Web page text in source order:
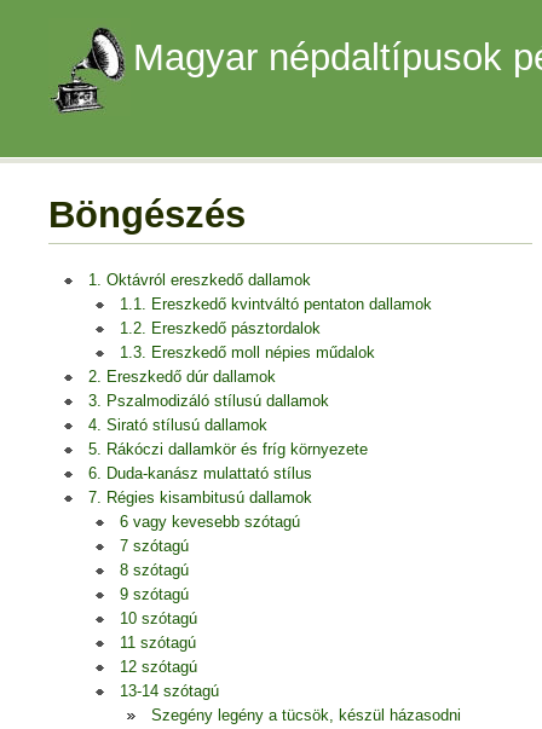
Magyar népdaltípusok
Böngészés
1. Oktávról ereszkedő dallamok
1.1. Ereszkedő kvintváltó pentaton dallamok
1.2. Ereszkedő pásztordalok
1.3. Ereszkedő moll népies műdalok
2. Ereszkedő dúr dallamok
3. Pszalmodizáló stílusú dallamok
4. Sirató stílusú dallamok
5. Rákóczi dallamkör és fríg környezete
6. Duda-kanász mulattató stílus
7. Régies kisambitusú dallamok
6 vagy kevesebb szótagú
7 szótagú
8 szótagú
9 szótagú
10 szótagú
11 szótagú
12 szótagú
13-14 szótagú
Szegény legény a tücsök, készül házasodni